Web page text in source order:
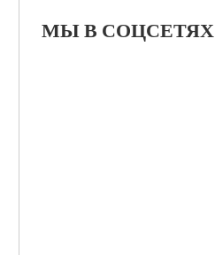
МЫ В СОЦСЕТЯХ